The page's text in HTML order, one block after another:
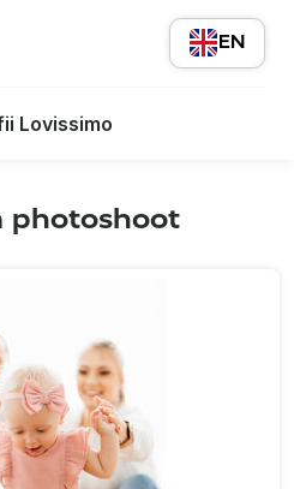
EN
Lovissimo
photoshoot